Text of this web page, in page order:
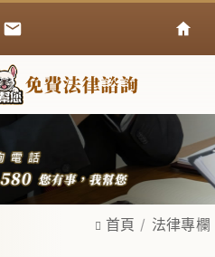
首頁 法律專欄